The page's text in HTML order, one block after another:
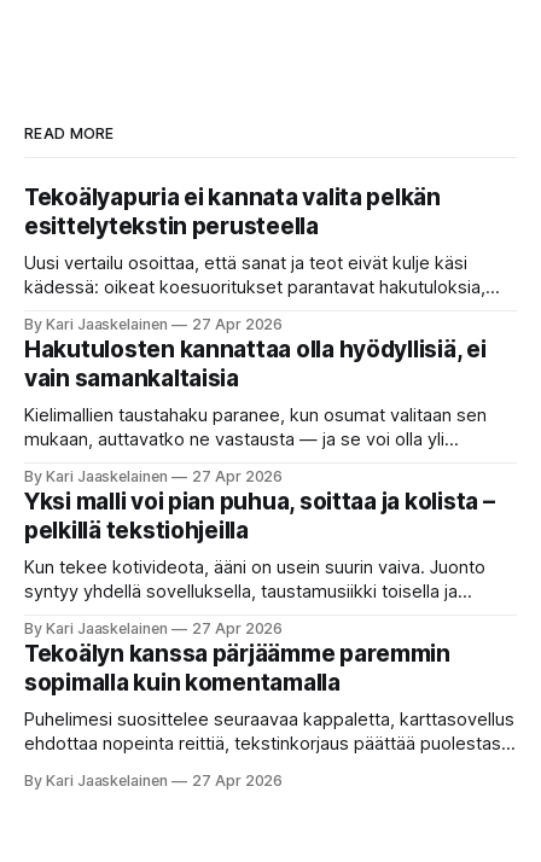
READ MORE
Tekoälyapuria ei kannata valita pelkän
esittelytekstin perusteella
Uusi vertailu osoittaa, että sanat ja teot eivät kulje käsi
kädessä: oikeat koesuoritukset parantavat hakutuloksia,
etsimässä verkosta apuria, joka hoitaisi puolestasi arjen
askareita: täyttäisi lomakkeen, järjestäisi matkasuunnitelman
tai seulisi pitkän asiakirjakasan ydinkohdat. Vastassa on
valikoima, joka muistuttaa sovelluskauppaa steroideilla.
Jokainen ”tekoälyagentti” lupaa paljon
By Kari Jaaskelainen 27 Apr 2026
Hakutulosten kannattaa olla hyödyllisiä, ei
vain samankaltaisia
Kielimallien taustahaku paranee, kun osumat valitaan sen
mukaan, auttavatko ne vastausta — ja se voi olla yli
että kysyt työpaikan chat-robotilta: “Mitä viime kuun
kokouspäiväkirjassa päätettiin etätyöpäivistä?” Robotti
selaa arkistoja ja poimii sinulle pätkän, jossa toistellaan, mitä
etätyö tarkoittaa. Teksti on aiheeltaan lähellä kysymystä,
By Kari Jaaskelainen 27 Apr 2026
Yksi malli voi pian puhua, soittaa ja kolista –
pelkillä tekstiohjeilla
Kun tekee kotivideota, ääni on usein suurin vaiva. Juonto
syntyy yhdellä sovelluksella, taustamusiikki toisella ja
erilaisia komentoja, eikä mikään niistä oikein “puhu”
toistensa kanssa. Lopputulos on pienen palapelityön tulos.
Vuosia on ajateltu, että näin tämän kuuluukin mennä. Puhe
on sanoja ja lauseita – hyvin jäsenneltyä.
By Kari Jaaskelainen 27 Apr 2026
Tekoälyn kanssa pärjäämme paremmin
sopimalla kuin komentamalla
Puhelimesi suosittelee seuraavaa kappaletta, karttasovellus
ehdottaa nopeinta reittiä, tekstinkorjaus päättää puolestasi,
tottelee sinua sokeasti. Useammin huomaat itse
By Kari Jaaskelainen 27 Apr 2026